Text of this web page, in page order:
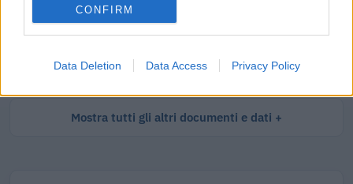
CONFIRM
Data Deletion Data Access Privacy Policy
Visure Camerali - Storico Impresa Individuale
Mostra tutti gli altri documenti e dati